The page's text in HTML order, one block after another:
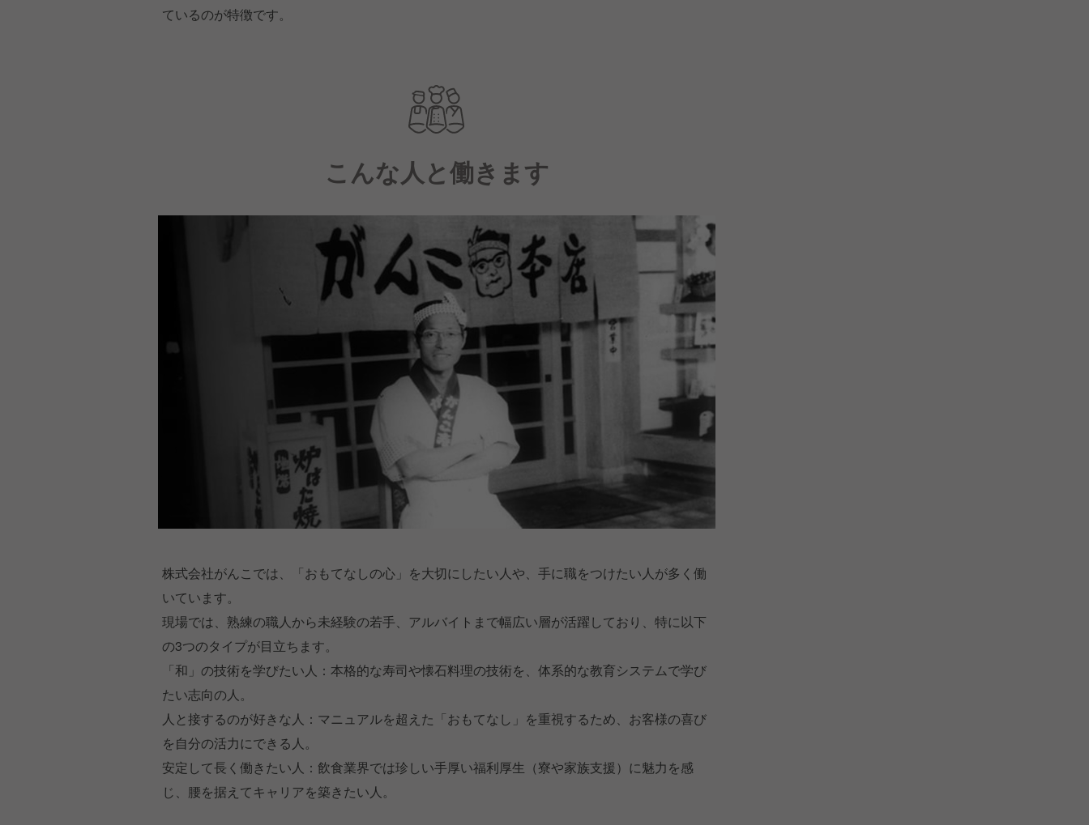
ているのが特徴です。
こんな人と働きます
株式会社がんこでは、「おもてなしの心」を大切にしたい人や、手に職をつけたい人が多く働
いています。
現場では、熟練の職人から未経験の若手、アルバイトまで幅広い層が活躍しており、特に以下
の3つのタイプが目立ちます。
「和」の技術を学びたい人：本格的な寿司や懐石料理の技術を、体系的な教育システムで学び
たい志向の人。
人と接するのが好きな人：マニュアルを超えた「おもてなし」を重視するため、お客様の喜び
を自分の活力にできる人。
安定して長く働きたい人：飲食業界では珍しい手厚い福利厚生（寮や家族支援）に魅力を感
じ、腰を据えてキャリアを築きたい人。